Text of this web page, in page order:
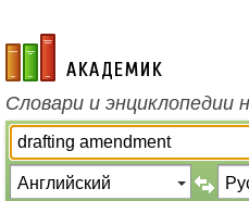
academic.ru
Словари и энциклопедии